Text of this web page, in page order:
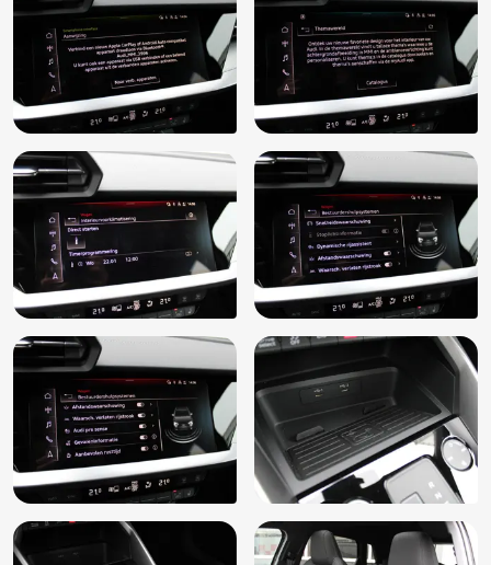
Start/stop systeem
Stuurbekrachtiging
Stuur verstelbaar
Stuurwiel multifunctioneel
Toerenteller
Touchscreen
Uitwijk assistent
USB-aansluiting
Verkeersbord detectie
Verkeersinfo
Virtual Cockpit Plus
Voorstoelen verwarmd
Warmtewerende voorruit
Warmtewerend glas
WiFi
Zwarte hemelbekleding